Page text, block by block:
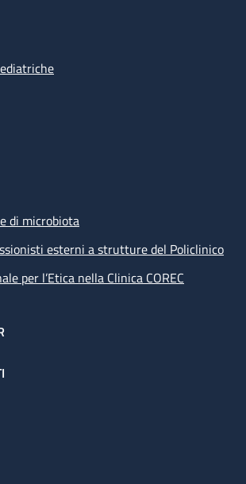
di microbiota
esterni a strutture del Policlinico
per l’Etica nella Clinica COREC